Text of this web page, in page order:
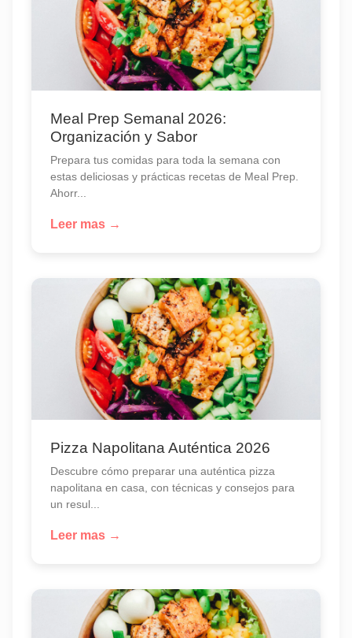
Meal Prep Semanal 2026:
Organización y Sabor
Prepara tus comidas para toda la semana con
estas deliciosas y prácticas recetas de Meal Prep.
Ahorr...
Leer mas →
Pizza Napolitana Auténtica 2026
Descubre cómo preparar una auténtica pizza
napolitana en casa, con técnicas y consejos para
un resul...
Leer mas →